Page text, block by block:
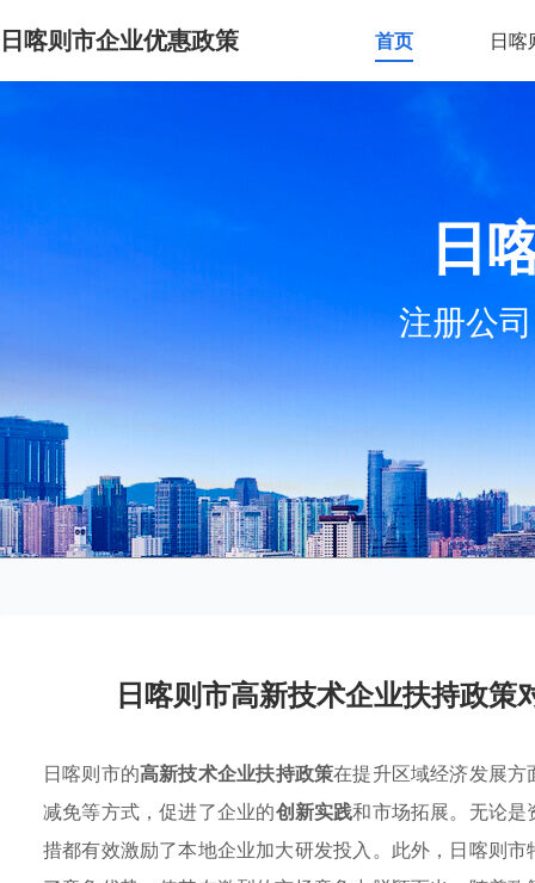
日喀则市企业优惠政策 首页 日喀
日
注册公
日喀则市高新技术企业扶持政
日喀则市的高新技术企业扶持政策在提升区域经济发展
减免等方式，促进了企业的创新实践和市场拓展。无论
措都有效激励了本地企业加大研发投入。此外，日喀则市